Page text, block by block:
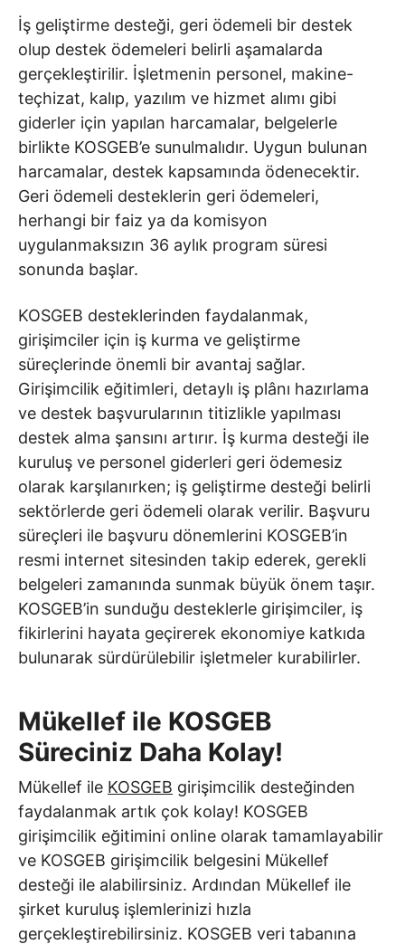
İş geliştirme desteği, geri ödemeli bir destek
olup destek ödemeleri belirli aşamalarda
gerçekleştirilir. İşletmenin personel, makine-
teçhizat, kalıp, yazılım ve hizmet alımı gibi
giderler için yapılan harcamalar, belgelerle
birlikte KOSGEB’e sunulmalıdır. Uygun bulunan
harcamalar, destek kapsamında ödenecektir.
Geri ödemeli desteklerin geri ödemeleri,
herhangi bir faiz ya da komisyon
uygulanmaksızın 36 aylık program süresi
sonunda başlar.
KOSGEB desteklerinden faydalanmak,
girişimciler için iş kurma ve geliştirme
süreçlerinde önemli bir avantaj sağlar.
Girişimcilik eğitimleri, detaylı iş plânı hazırlama
ve destek başvurularının titizlikle yapılması
destek alma şansını artırır. İş kurma desteği ile
kuruluş ve personel giderleri geri ödemesiz
olarak karşılanırken; iş geliştirme desteği belirli
sektörlerde geri ödemeli olarak verilir. Başvuru
süreçleri ile başvuru dönemlerini KOSGEB’in
resmi internet sitesinden takip ederek, gerekli
belgeleri zamanında sunmak büyük önem taşır.
KOSGEB’in sunduğu desteklerle girişimciler, iş
fikirlerini hayata geçirerek ekonomiye katkıda
bulunarak sürdürülebilir işletmeler kurabilirler.
Mükellef ile KOSGEB
Süreciniz Daha Kolay!
Mükellef ile KOSGEB girişimcilik desteğinden
faydalanmak artık çok kolay! KOSGEB
girişimcilik eğitimini online olarak tamamlayabilir
ve KOSGEB girişimcilik belgesini Mükellef
desteği ile alabilirsiniz. Ardından Mükellef ile
şirket kuruluş işlemlerinizi hızla
gerçekleştirebilirsiniz. KOSGEB veri tabanına